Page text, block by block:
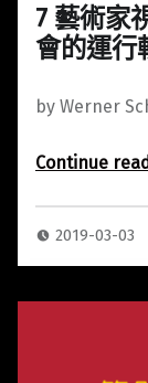
7 藝術家
會的運行
by Werner
Continue
2019-03-03